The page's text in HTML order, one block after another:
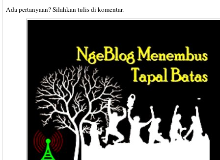
Ada pertanyaan? Silahkan tulis di komentar.